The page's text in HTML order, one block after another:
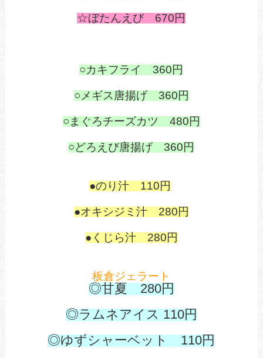
☆ぼたんえび 670円
○カキフライ 360円
○メギス唐揚げ 360円
○まぐろチーズカツ 480円
○どろえび唐揚げ 360円
●のり汁 110円
●オキシジミ汁 280円
●くじら汁 280円
板倉ジェラート
◎甘夏 280円
◎ラムネアイス 110円
◎ゆずシャーベット 110円